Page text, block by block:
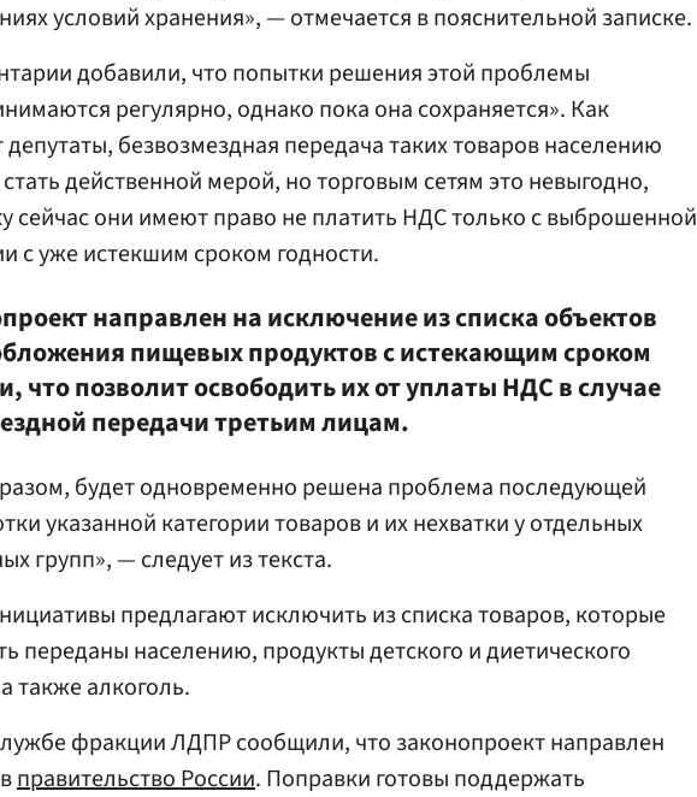
условий хранения», — отмечается в пояснительной записке.
добавили, что попытки решения этой проблемы
регулярно, однако пока она сохраняется». Как
депутаты, безвозмездная передача таких товаров населению
действенной мерой, но торговым сетям это невыгодно,
сейчас они имеют право не платить НДС только с выброшенной
с уже истекшим сроком годности.
направлен на исключение из списка объектов
пищевых продуктов с истекающим сроком
что позволит освободить их от уплаты НДС в случае
передачи третьим лицам.
будет одновременно решена проблема последующей
указанной категории товаров и их нехватки у отдельных
групп», — следует из текста.
предлагают исключить из списка товаров, которые
переданы населению, продукты детского и диетического
также алкоголь.
фракции ЛДПР сообщили, что законопроект направлен
правительство России. Поправки готовы поддержать